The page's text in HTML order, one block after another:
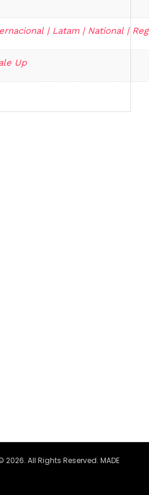
| Latam | National |
Up
© 2026. All Rights Reserved. MADE